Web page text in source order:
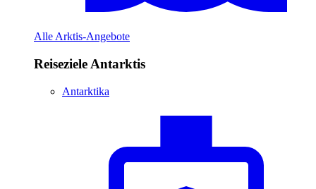
Alle Arktis-Angebote
Reiseziele Antarktis
Antarktika